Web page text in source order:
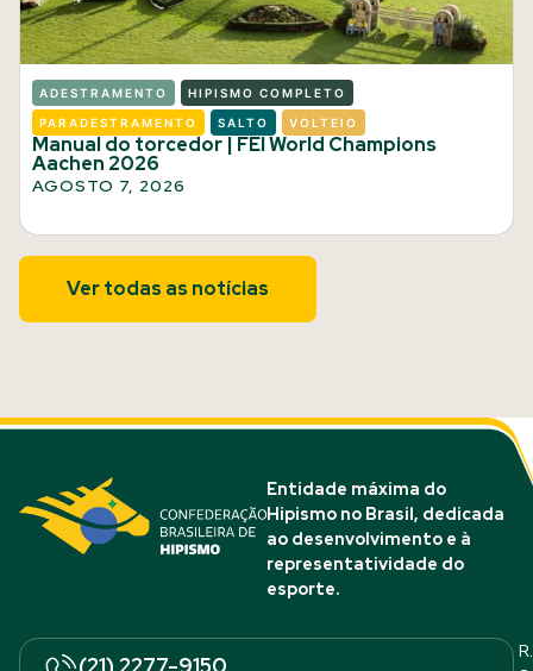
ADESTRAMENTO HIPISMO COMPLETO
PARADESTRAMENTO SALTO VOLTEIO
Manual do torcedor | FEI World Champions
Aachen 2026
AGOSTO 7, 2026
Ver todas as notícias
Entidade máxima do
Hipismo no Brasil, dedicada
ao desenvolvimento e à
representatividade do
esporte.
(21) 2277-9150
R.